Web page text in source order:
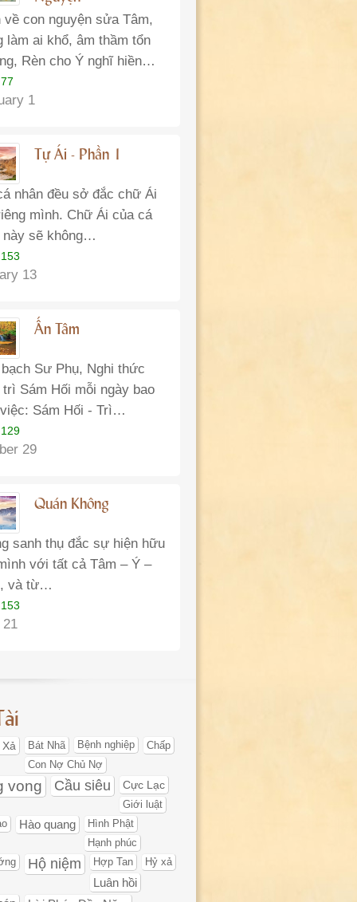
về con nguyện sửa Tâm,
làm ai khổ, âm thầm tổn
Rèn cho Ý nghĩ hiền…
1
Tự Ái - Phần 1
nhân đều sở đắc chữ Ái
mình. Chữ Ái của cá
này sẽ không…
13
Ấn Tâm
Sư Phụ, Nghi thức
trì Sám Hối mỗi ngày bao
Sám Hối - Trì…
29
Quán Không
sanh thụ đắc sự hiện hữu
với tất cả Tâm – Ý –
và từ…
21
Bát Nhã Bệnh nghiệp Chấp
Con Nợ Chủ Nợ
vong Cầu siêu Cực Lạc
Giới luật
Hào quang
Hình Phật
Hạnh phúc
Hộ niệm Hợp Tan Hỷ xả
Luân hồi